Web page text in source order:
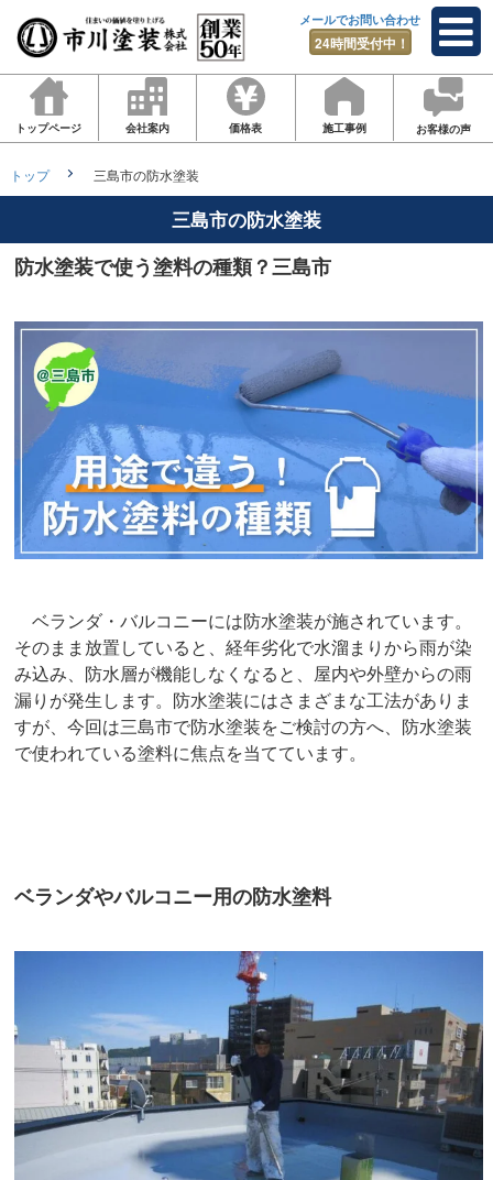
メールでお問い合わせ
24時間受付中！
トップページ 会社案内 価格表 施工事例 お客様の声
トップ 三島市の防水塗装
三島市の防水塗装
防水塗装で使う塗料の種類？三島市
ベランダ・バルコニーには防水塗装が施されています。
そのまま放置していると、経年劣化で水溜まりから雨が染
み込み、防水層が機能しなくなると、屋内や外壁からの雨
漏りが発生します。防水塗装にはさまざまな工法がありま
すが、今回は三島市で防水塗装をご検討の方へ、防水塗装
で使われている塗料に焦点を当てています。
ベランダやバルコニー用の防水塗料